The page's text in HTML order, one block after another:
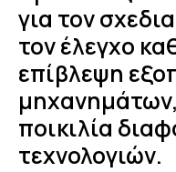
για τον
τον έλεγχο
επίβλεψη
ποικιλία
τεχνολογιών.